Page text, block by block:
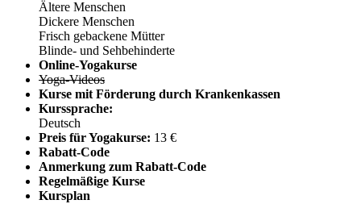
Ältere Menschen
Dickere Menschen
Frisch gebackene Mütter
Blinde- und Sehbehinderte
Online-Yogakurse
Yoga-Videos
Kurse mit Förderung durch Krankenkassen
Kurssprache:
Deutsch
Preis für Yogakurse: 13 €
Rabatt-Code
Anmerkung zum Rabatt-Code
Regelmäßige Kurse
Kursplan